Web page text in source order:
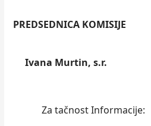
PREDSEDNICA KOMISIJE
Ivana Murtin, s.r.
Za tačnost Informacije: